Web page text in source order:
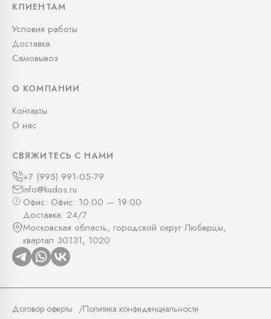
КЛИЕНТАМ
Условия работы
Доставка
Самовывоз
О КОМПАНИИ
Контакты
О нас
СВЯЖИТЕСЬ С НАМИ
+7 (995) 991-05-79
info@kudos.ru
Офис: Офис: 10:00 — 19:00
Доставка: 24/7
Московская область, городской округ Люберцы,
квартал 30131, 1020
Договор оферты Политика конфиденциальности